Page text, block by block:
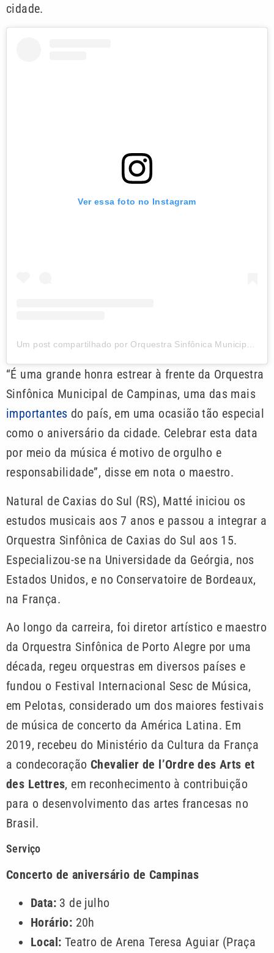
cidade.
Ver essa foto no Instagram
Um post compartilhado por Orquestra Sinfônica Municipal de Campinas (@sinfonicadecampinas)
“É uma grande honra estrear à frente da Orquestra
Sinfônica Municipal de Campinas, uma das mais
importantes do país, em uma ocasião tão especial
como o aniversário da cidade. Celebrar esta data
por meio da música é motivo de orgulho e
responsabilidade”, disse em nota o maestro.
Natural de Caxias do Sul (RS), Matté iniciou os
estudos musicais aos 7 anos e passou a integrar a
Orquestra Sinfônica de Caxias do Sul aos 15.
Especializou-se na Universidade da Geórgia, nos
Estados Unidos, e no Conservatoire de Bordeaux,
na França.
Ao longo da carreira, foi diretor artístico e maestro
da Orquestra Sinfônica de Porto Alegre por uma
década, regeu orquestras em diversos países e
fundou o Festival Internacional Sesc de Música,
em Pelotas, considerado um dos maiores festivais
de música de concerto da América Latina. Em
2019, recebeu do Ministério da Cultura da França
a condecoração Chevalier de l’Ordre des Arts et
des Lettres, em reconhecimento à contribuição
para o desenvolvimento das artes francesas no
Brasil.
Serviço
Concerto de aniversário de Campinas
Data: 3 de julho
Horário: 20h
Local: Teatro de Arena Teresa Aguiar (Praça